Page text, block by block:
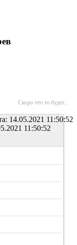
Скоро что то будет...
14.05.2021 11:50:52
11:50:52